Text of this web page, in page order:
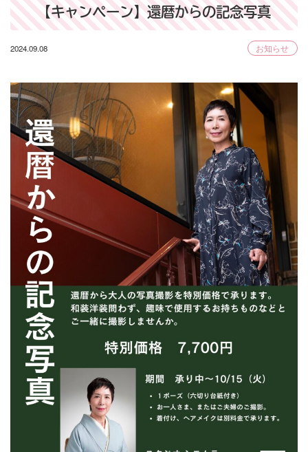
【キャンペーン】還暦からの記念写真
2024.09.08 お知らせ